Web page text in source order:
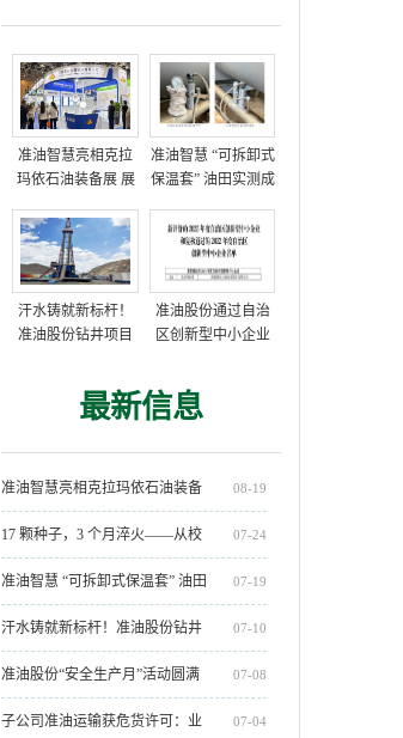
准油智慧亮相克拉
玛依石油装备展 展
案
准油智慧 “可拆卸式
保温套” 油田实测成
汗水铸就新标杆！
准油股份钻井项目
准油股份通过自治
区创新型中小企业
最新信息
08-19
准油智慧亮相克拉玛依石油装备
展 展示多项油田技术方案 07-24
17 颗种子，3 个月淬火——从校
园到油田，准油股份 2025 届新员
工开启人生新章
07-19
准油智慧 “可拆卸式保温套” 油田
实测成功，获高度评价 07-10
汗水铸就新标杆！准油股份钻井
项目部创单日进尺712米新纪录 07-08
准油股份“安全生产月”活动圆满
收官 07-04
子公司准油运输获危货许可：业